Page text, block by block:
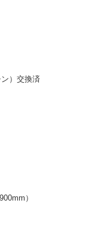
）交換済
）